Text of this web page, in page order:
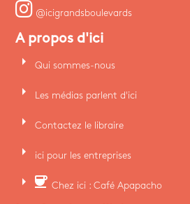
@icigrandsboulevards
A propos d'ici
arrow_right Qui sommes-nous
arrow_right Les médias parlent d'ici
arrow_right Contactez le libraire
arrow_right ici pour les entreprises
arrow_right coffee Chez ici : Café Apapacho